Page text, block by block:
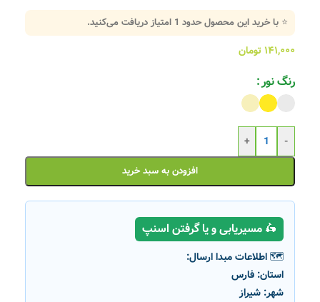
⭐ با خرید این محصول حدود 1 امتیاز دریافت می‌کنید.
۱۴۱,۰۰۰ تومان
رنگ نور
-
+
افزودن به سبد خرید
🛵 مسیریابی و یا گرفتن اسنپ
🗺️ اطلاعات مبدا ارسال:
استان: فارس
شهر: شیراز